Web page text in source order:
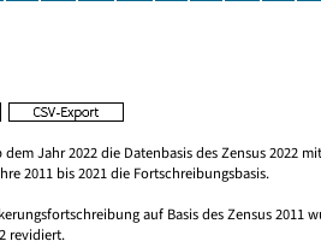
Jahr 2022 die Datenbasis des Zensus 2022
2011 bis 2021 die Fortschreibungsbasis.
auf Basis des Zensus 2011
revidiert.